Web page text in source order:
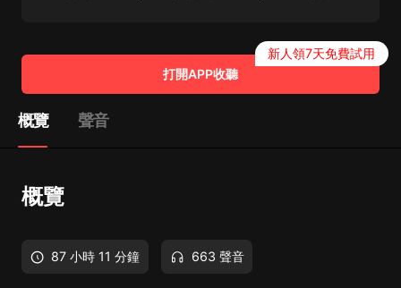
打開APP收聽
新人領7天免費試用
概覽 聲音
概覽
87 小時 11 分鐘 663 聲音